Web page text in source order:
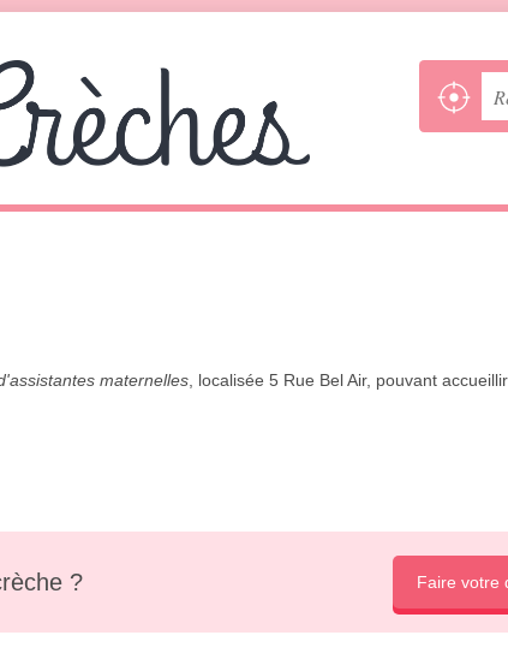
maternelles , localisée 5 Rue Bel Air, pouvant
? Faire votre